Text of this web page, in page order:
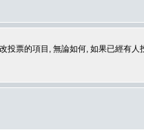
投票的項目, 無論如何, 如果已經有人